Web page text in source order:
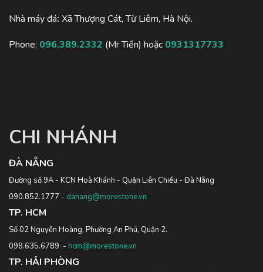
Nhà máy đá: Xã Thượng Cát, Từ Liêm, Hà Nội.
Phone: 096.389.2332 (Mr Tiến) hoặc 0931317733
CHI NHÁNH
ĐÀ NẴNG
Đường số 9A - KCN Hoà Khánh - Quận Liên Chiểu - Đà Nẵng
090.852.1777 - danang@morestone.vn
TP. HCM
Số 02 Nguyễn Hoàng, Phường An Phú, Quận 2.
098.635.6789 - hcm@morestone.vn
TP. HẢI PHÒNG